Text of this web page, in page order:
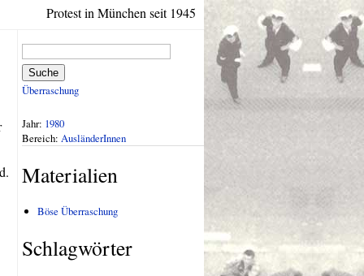
Protest in München seit 1945
Suche
Überraschung
Jahr: 1980
Bereich: AusländerInnen
Materialien
Böse Überraschung
Schlagwörter